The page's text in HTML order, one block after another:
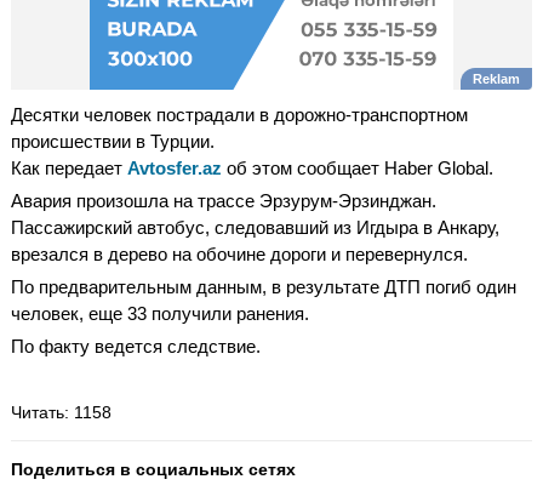
Десятки человек пострадали в дорожно-транспортном
происшествии в Турции.
Как передает Avtosfer.az об этом сообщает Haber Global.
Авария произошла на трассе Эрзурум-Эрзинджан.
Пассажирский автобус, следовавший из Игдыра в Анкару,
врезался в дерево на обочине дороги и перевернулся.
По предварительным данным, в результате ДТП погиб один
человек, еще 33 получили ранения.
По факту ведется следствие.
Читать: 1158
Поделиться в социальных сетях